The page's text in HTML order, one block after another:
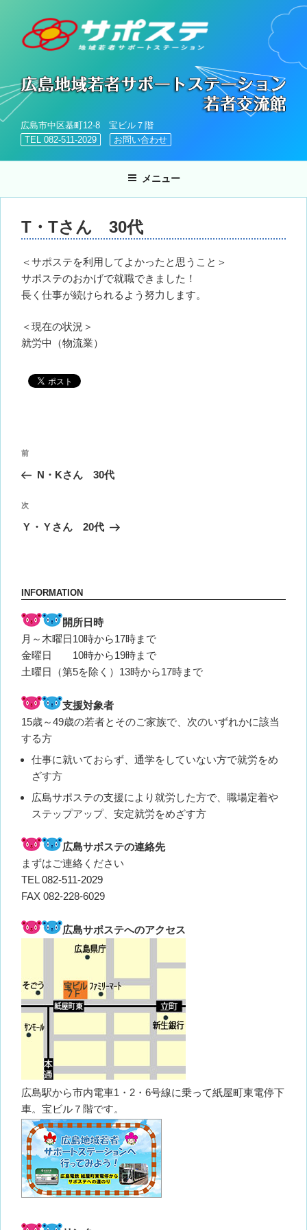
へ
ス
キ
広島市中区基町12-8 宝ビル７階
TEL 082-511-2029
お問い合わせ
メニュー
T・Tさん 30代
＜サポステを利用してよかったと思うこと＞
サポステのおかげで就職できました！
長く仕事が続けられるよう努力します。
＜現在の状況＞
就労中（物流業）
投
ナ
ビ
ゲ
ン
前
の
稿
前
N・Kさん 30代
次
の
次
Ｙ・Ｙさん 20代
INFORMATION
開所日時
月～木曜日10時から17時まで
金曜日 10時から19時まで
土曜日（第5を除く）13時から17時まで
支援対象者
15歳～49歳の若者とそのご家族で、次のいずれかに該当
する方
仕事に就いておらず、通学をしていない方で就労をめ
ざす方
広島サポステの支援により就労した方で、職場定着や
ステップアップ、安定就労をめざす方
広島サポステの連絡先
まずはご連絡ください
TEL082-511-2029
FAX 082-228-6029
広島サポステへのアクセス
広島駅から市内電車1・2・6号線に乗って紙屋町東電停下
車。宝ビル７階です。